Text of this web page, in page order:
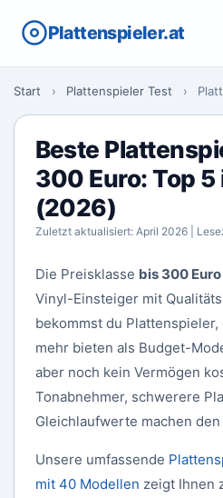
Plattenspieler.at
Start › Plattenspieler Test ›
Beste
300 Euro: Top 5
(2026)
Zuletzt aktualisiert: April 2026 |
Die Preisklasse bis 300 Euro
Vinyl-Einsteiger mit
bekommst du
mehr bieten als Budget-
aber noch kein Vermögen
Tonabnehmer, schwerere
Gleichlaufwerte machen
Unsere umfassende
mit 40 Modellen zeigt Ihnen